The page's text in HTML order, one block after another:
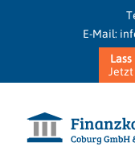
E-Mail: